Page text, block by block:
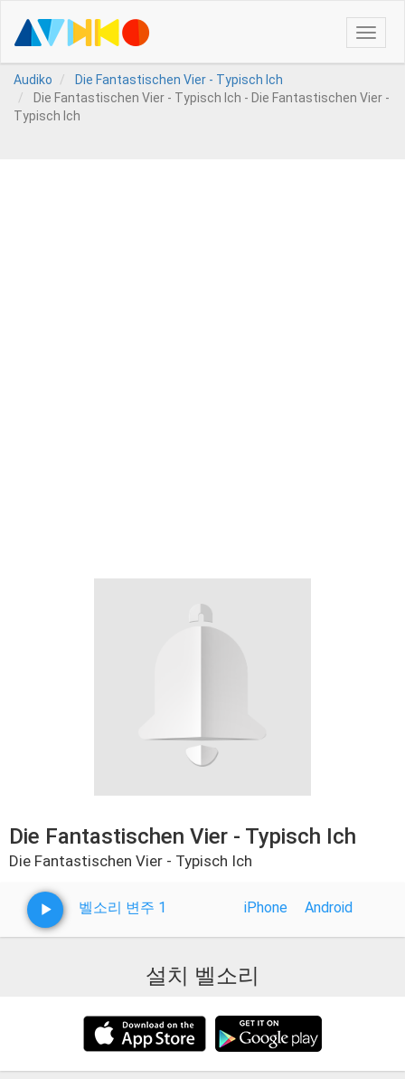
Toggle
Audiko
Die Fantastischen Vier - Typisch Ich
Die Fantastischen Vier - Typisch Ich - Die Fantastischen Vier -
Typisch Ich
Die Fantastischen Vier - Typisch Ich
Die Fantastischen Vier - Typisch Ich
벨소리 변주 1 iPhone Android
설치 벨소리